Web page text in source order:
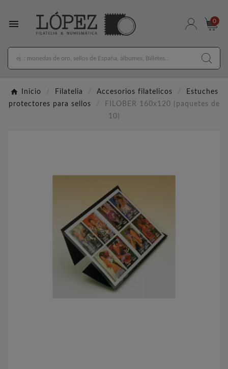
 0
Inicio Filatelia Accesorios filatelicos
Estuches
protectores para sellos
FILOBER 160x120 (paquetes de
10)